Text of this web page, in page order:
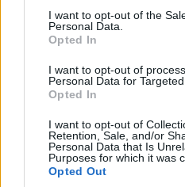
I want to opt-out of the
Personal Data.
Opted In
I want to opt-out of
Personal Data for Targeted
Opted In
I want to opt-out of
Retention, Sale, and/or
Personal Data that Is
Purposes for which it was
Opted Out
Turske. Nakon 1947.
bilo je zabranjeno, a
godine. Jubilarna, 500.
junu 2010. godine.
Ajvaz-dedo, derviš i
stoljeću nastanio na
nakon dugotrajne suše u
40 noći učio je dovu
stjenovitom predjelu iznad